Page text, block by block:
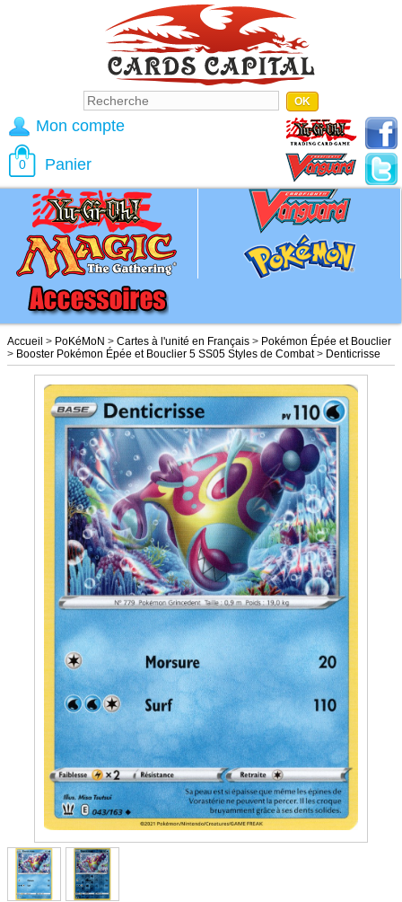
Accueil > PoKéMoN > Cartes à l'unité en Français > Pokémon Épée et Bouclier
> Booster Pokémon Épée et Bouclier 5 SS05 Styles de Combat > Denticrisse
Mon compte
0 Panier